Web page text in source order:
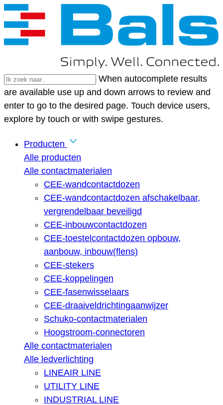
When autocomplete results
are available use up and down arrows to review and
enter to go to the desired page. Touch device users,
explore by touch or with swipe gestures.
Producten
Alle producten
Alle contactmaterialen
CEE-wandcontactdozen
CEE-wandcontactdozen afschakelbaar,
vergrendelbaar beveiligd
CEE-inbouwcontactdozen
CEE-toestelcontactdozen opbouw,
aanbouw, inbouw(flens)
CEE-stekers
CEE-koppelingen
CEE-fasenwisselaars
CEE-draaiveldrichtingaanwijzer
Schuko-contactmaterialen
Hoogstroom-connectoren
Alle contactmaterialen
Alle ledverlichting
LINEAIR LINE
UTILITY LINE
INDUSTRIAL LINE